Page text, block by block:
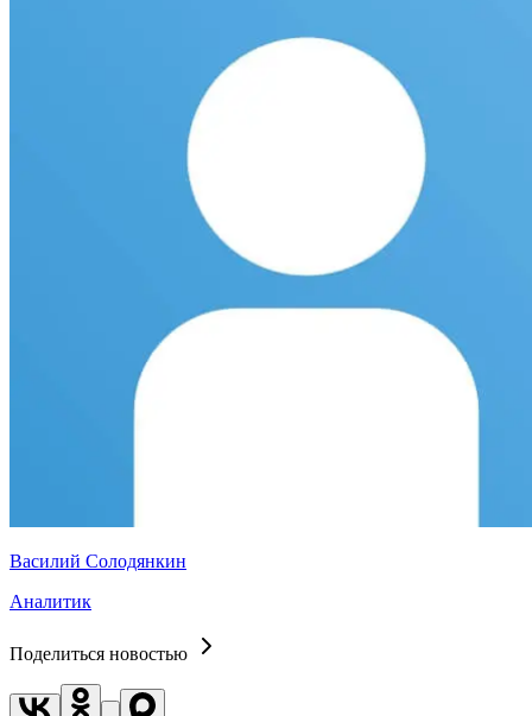
Василий Солодянкин
Аналитик
Поделиться новостью